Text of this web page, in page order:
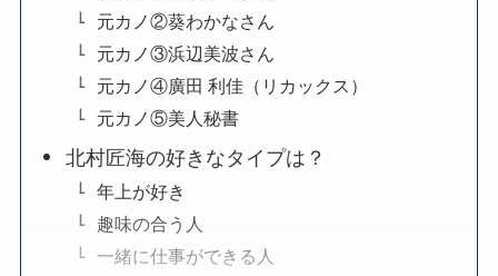
元カノ②葵わかなさん
元カノ③浜辺美波さん
元カノ④廣田 利佳（リカックス）
元カノ⑤美人秘書
北村匠海の好きなタイプは？
年上が好き
趣味の合う人
一緒に仕事ができる人